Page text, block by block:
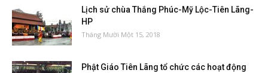
Lịch sử chùa Thắng Phúc-Mỹ Lộc-Tiên Lãng-
HP
Tháng Mười Một 15, 2018
Phật Giáo Tiên Lãng tổ chức các hoạt động